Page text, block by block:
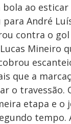
bola ao esticar
André
contra o gol
Mineiro
que a
o travessão.
etapa e o
tempo.